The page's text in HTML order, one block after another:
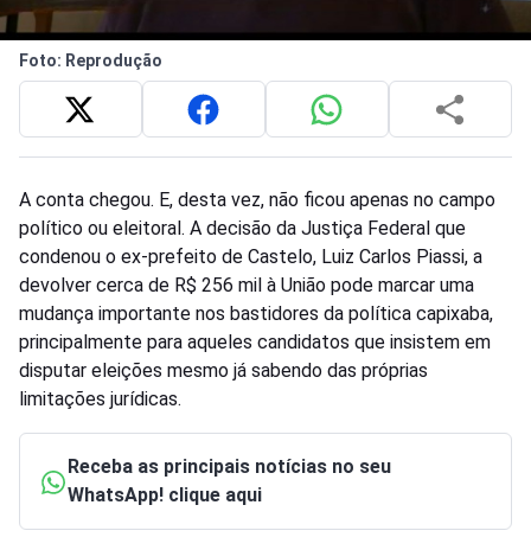
Foto: Reprodução
A conta chegou. E, desta vez, não ficou apenas no campo
político ou eleitoral. A decisão da Justiça Federal que
condenou o ex-prefeito de Castelo, Luiz Carlos Piassi, a
devolver cerca de R$ 256 mil à União pode marcar uma
mudança importante nos bastidores da política capixaba,
principalmente para aqueles candidatos que insistem em
disputar eleições mesmo já sabendo das próprias
limitações jurídicas.
Receba as principais notícias no seu
WhatsApp! clique aqui